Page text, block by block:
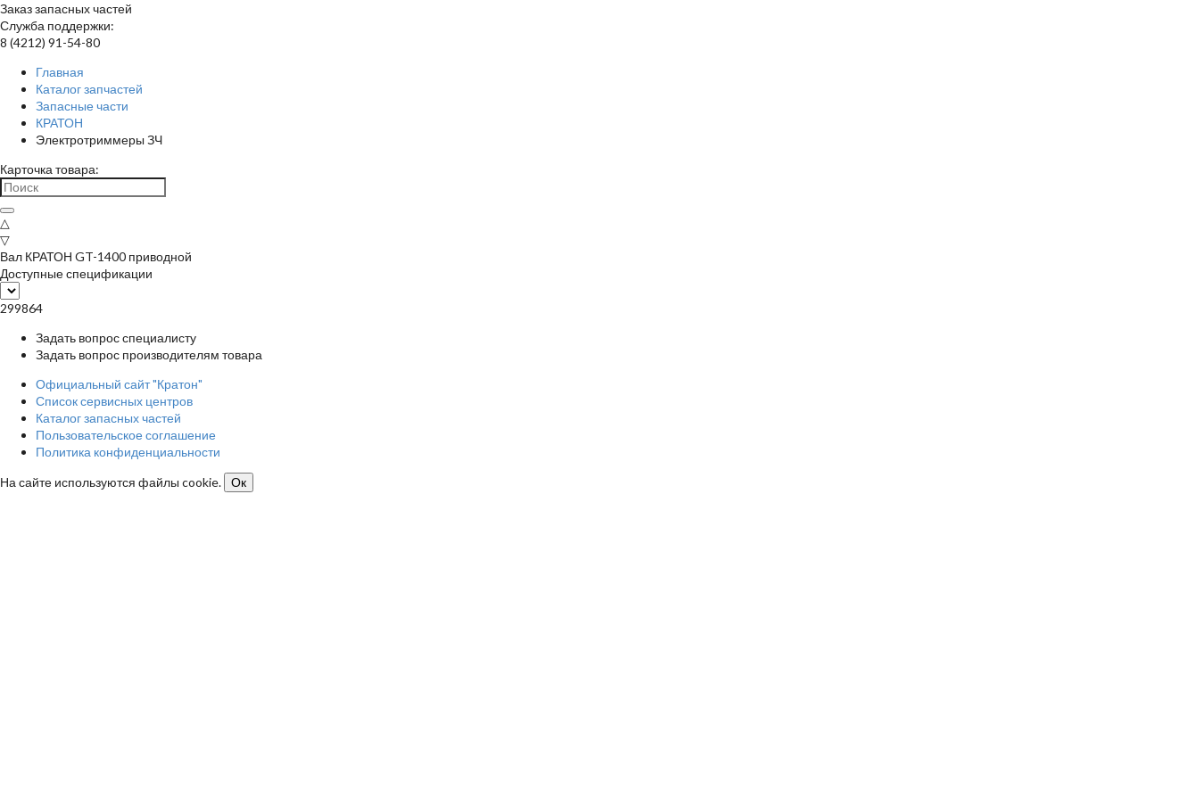
Заказ запасных частей
Служба поддержки:
8 (4212) 91-54-80
Главная
Каталог запчастей
Запасные части
КРАТОН
Электротриммеры ЗЧ
Карточка товара:
△
▽
Вал КРАТОН GT-1400 приводной
Доступные спецификации
299864
Задать вопрос специалисту
Задать вопрос производителям товара
Официальный сайт "Кратон"
Список сервисных центров
Каталог запасных частей
Пользовательское соглашение
Политика конфиденциальности
На сайте используются файлы cookie.
Ок